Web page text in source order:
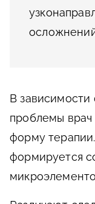
В зависимости
проблемы врач
форму
формируется